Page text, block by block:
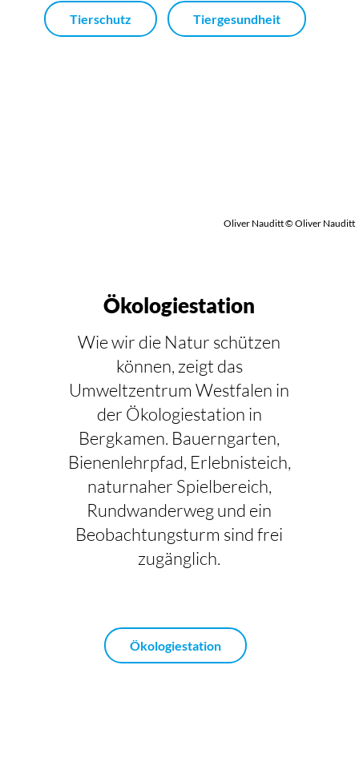
Tierschutz Tiergesundheit
Oliver Nauditt © Oliver Nauditt
Ökologiestation
Wie wir die Natur schützen
können, zeigt das
Umweltzentrum Westfalen in
der Ökologiestation in
Bergkamen. Bauerngarten,
Bienenlehrpfad, Erlebnisteich,
naturnaher Spielbereich,
Rundwanderweg und ein
Beobachtungsturm sind frei
zugänglich.
Ökologiestation